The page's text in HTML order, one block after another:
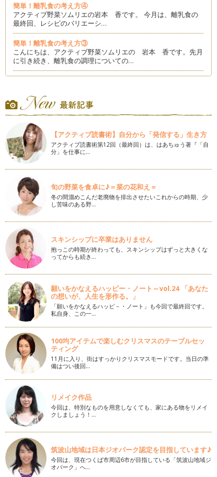
簡単！離乳食の考え方④
アクティブ野菜ソムリエの岩本 香です。 今月は、離乳食の
最終回、レシピのバリエーシ…
簡単！離乳食の考え方③
こんにちは、アクティブ野菜ソムリエの 岩本 香です。先月
に引き続き、離乳食の調理についての…
す。 今月も、前回に引き続…
簡単！離乳食の考え方
こんにちは、アクティブ野菜ソムリエの岩本 香です。 今回
のテーマは、「離乳食」に…
子どもも好きになる！スムージーを始めよう！
皆さん こんにちは。アクティブ野菜ソムリエの岩本 香で
す。 季節も7月、夏に向かっ…
好き嫌いと偏食
こんにちは、アクティブ野菜ソムリエの岩本 香です。 今年
の5月は、ずいぶん早く夏日…
塩にこだわってみよう
こんにちは、アクティブ野菜ソムリエの岩本 香です。 ５月
に入り、あっという間に立夏…
だしを簡単に使おう！
こんにちは、アクティブ野菜ソムリエの岩本 香です。桜の花
も咲き、季節は春になりました！ …
紫キャベツを楽しもう♪
梅の花が咲き、春が近づいているのを感じますね！ こんにち
は、アクティブ野菜ソムリエの岩本香…
冬の優れ野菜「芽キャベツ」
こんにちは！ アクティブ野菜ソムリエの岩本 香です。 一
年間の執筆に引き続き、月に一回…
「野菜ぎらい」はなぜ、生まれる？
こんにちは、アクティブ野菜ソムリエの岩本 香です。新しい
年を迎えられ、大切な家族と素敵な時…
親子で野菜のブーケを作ろう♪
こんにちは！ アクティブ野菜ソムリエの岩本 香です。 私
たち…
冬野菜を食べよう♪
みなさん、こんにちは！ アクティブ野菜ソムリエの岩本 香
です。 いよいよ冬が始まりまし…
【アクティブ読書術】自分から「発信する」生き方
アクティブ読書術第12回（最終回）は、はあちゅう著『「自
分」を仕事に…
旬の野菜を食卓に♪＝菜の花和え＝
冬の間溜めこんだ老廃物を排出させたいこれからの時期、少
し苦味のある野…
スキンシップに卒業はありません
抱っこの時期が終わっても、スキンシップはずっと大きくな
ってからも続き…
願いをかなえるハッピー・ノート～vol.24 「あなた
の想いが、人生を形作る。」
「願いをかなえるハッピ－・ノート」も今回で最終回です。
私自身、この一…
100均アイテムで楽しむクリスマスのテーブルセッ
ティング
11月に入り、街はすっかりクリスマスモードです。当日の準
備はつい後回…
リメイク作品
今回は、特別なものを用意しなくても、家にある物をリメイ
クしましょう！…
筑波山地域は日本ジオパーク認定を目指しています♪
今回は、現在つくば市周辺6市が目指している「筑波山地域ジ
オパーク」へ…